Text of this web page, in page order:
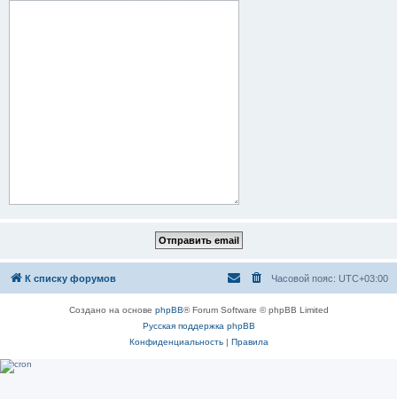
К списку форумов Часовой пояс: UTC+03:00
Создано на основе phpBB® Forum Software © phpBB Limited
Русская поддержка phpBB
Конфиденциальность| Правила